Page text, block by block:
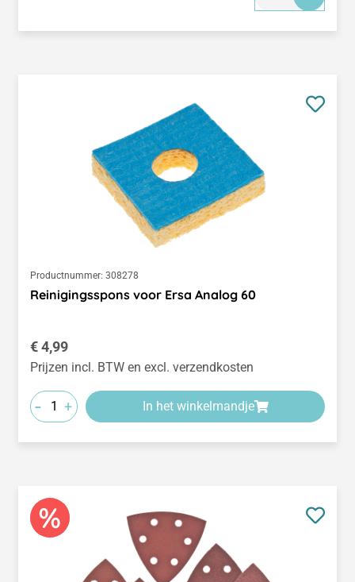
Productnummer: 308278
Reinigingsspons voor Ersa Analog 60
Normale prijs:
€ 4,99
Prijzen incl. BTW en excl. verzendkosten
- + In het winkelmandje